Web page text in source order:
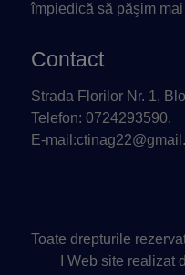
împiedică să păşim
Contact
Strada Florilor Nr. 1,
Telefon: 0724293590.
E-
Toate drepturile
I Web site realizat